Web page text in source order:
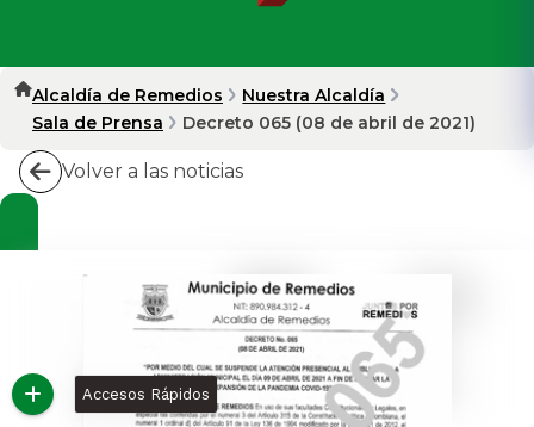
Alcaldía de Remedios
Nuestra Alcaldía
Sala de Prensa
Decreto 065 (08 de abril de 2021)
Volver a las noticias
Accesos Rápidos